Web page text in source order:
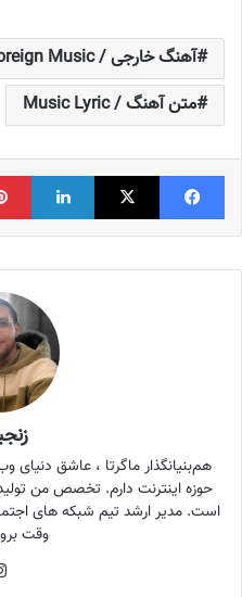
آهنگ خارجی / Foreign Music
متن آهنگ / Music Lyric
فیس بوک X
حوزه اینترنت دارم. تخصص من
است. مدیر ارشد تیم شبکه های
وقت